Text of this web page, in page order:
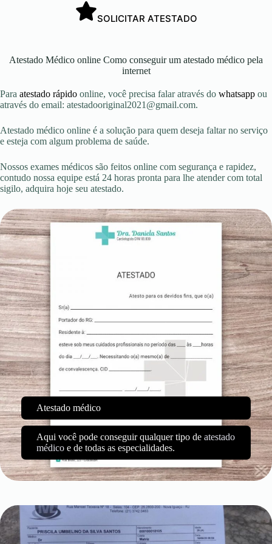
SOLICITAR ATESTADO
Atestado Médico online Como conseguir um atestado médico pela
internet
Para atestado rápido online, você precisa falar através do whatsapp ou
através do email: atestadooriginal2021@gmail.com.
Atestado médico online é a solução para quem deseja faltar no serviço
e esteja com algum problema de saúde.
Nossos exames médicos são feitos online com segurança e rapidez,
contudo nossa equipe está 24 horas pronta para lhe atender com total
sigilo, adquira hoje seu atestado.
Atestado médico
Aqui você pode conseguir qualquer tipo de atestado
médico e de todas as especialidades.